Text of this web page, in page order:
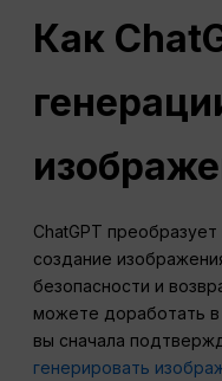
Как
ChatGPT
создание
безопасности и
можете доработать в
вы сначала
генерировать